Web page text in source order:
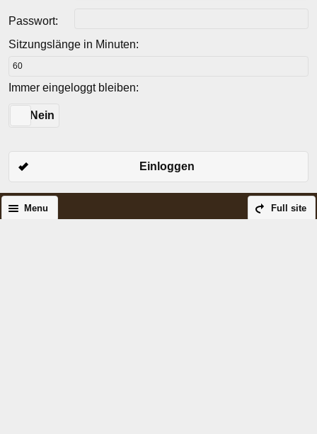
Passwort:
Sitzungslänge in Minuten:
Immer eingeloggt bleiben:
Nein
Einloggen
Full site
Menu